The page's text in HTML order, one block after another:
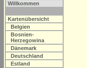
Willkommen
Kartenübersicht
Belgien
Bosnien-
Herzegowina
Dänemark
Deutschland
Estland